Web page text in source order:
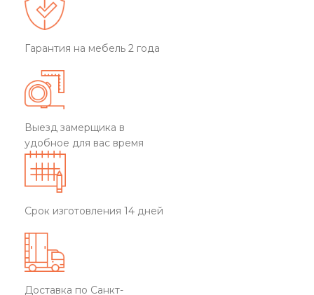
Гарантия на мебель 2 года
Выезд замерщика в
удобное для вас время
Срок изготовления 14 дней
Доставка по Санкт-